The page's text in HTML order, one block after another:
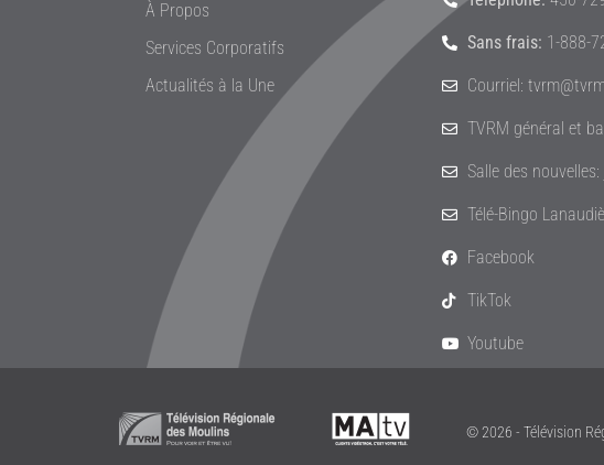
À Propos
Services Corporatifs
Actualités à la Une
Sans frais: 1-888-
Courriel:
TVRM général et
Salle des
Télé-Bingo
Facebook
TikTok
Youtube
© 2026 - Télévision